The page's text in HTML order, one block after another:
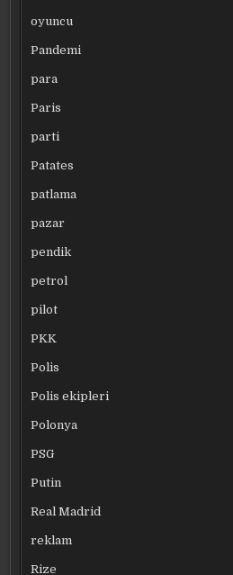
oyuncu
Pandemi
para
Paris
parti
Patates
patlama
pazar
pendik
petrol
pilot
PKK
Polis
Polis ekipleri
Polonya
PSG
Putin
Real Madrid
reklam
Rize